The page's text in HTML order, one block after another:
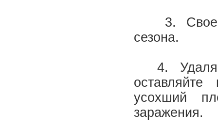
3.
сезона.
4.
усохший
заражения.